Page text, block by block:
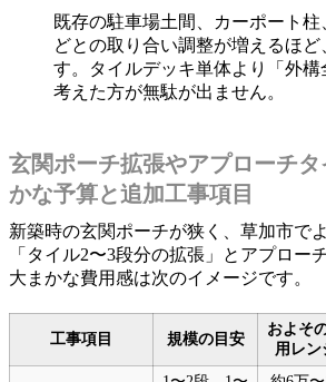
既存の駐車場土間、カーポート
どとの取り合い調整が増えるほど
す。タイルデッキ単体より「外構
考えた方が無駄が出ません。
玄関ポーチ拡張やアプローチタ
かな予算と追加工事項目
新築時の玄関ポーチが狭く、草加市で
「タイル2〜3段分の拡張」とアプロー
大まかな費用感は次のイメージです。
工事項目 規模の目安
およそ
用レン